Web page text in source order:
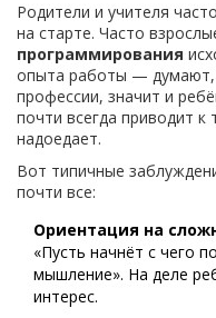
Родители и учителя
на старте. Часто
программирования
опыта работы — думают,
профессии, значит и
почти всегда приводит
надоедает.
Вот типичные
почти все:
Ориентация на
«Пусть начнёт с чего
мышление». На деле
интерес.